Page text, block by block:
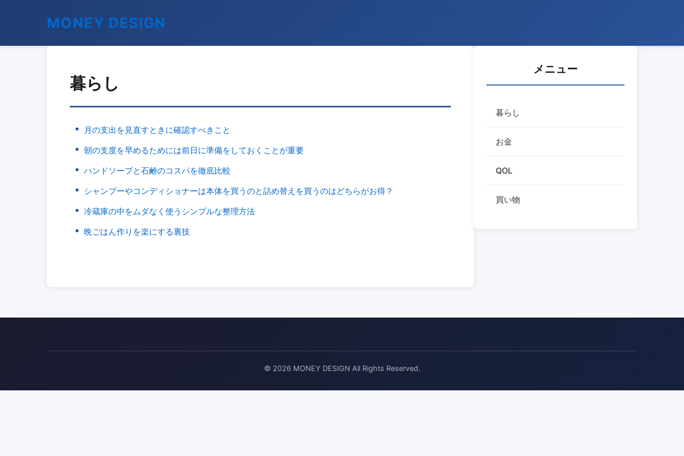
MONEY DESIGN
暮らし
月の支出を見直すときに確認すべきこと
朝の支度を早めるためには前日に準備をしておくことが重要
ハンドソープと石鹸のコスパを徹底比較
シャンプーやコンディショナーは本体を買うのと詰め替えを買うのはどちらがお得？
冷蔵庫の中をムダなく使うシンプルな整理方法
晩ごはん作りを楽にする裏技
メニュー
暮らし
お金
QOL
買い物
© 2026 MONEY DESIGN All Rights Reserved.